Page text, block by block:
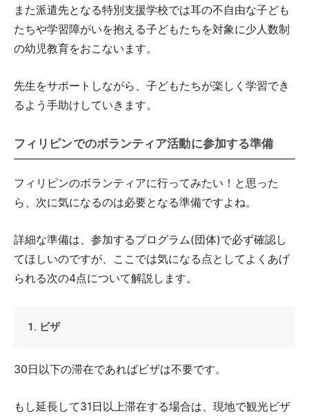
また派遣先となる特別支援学校では耳の不自由な子ども
たちや学習障がいを抱える子どもたちを対象に少人数制
の幼児教育をおこないます。
先生をサポートしながら、子どもたちが楽しく学習でき
るよう手助けしていきます。
フィリピンでのボランティア活動に参加する準備
フィリピンのボランティアに行ってみたい！と思った
ら、次に気になるのは必要となる準備ですよね。
詳細な準備は、参加するプログラム(団体)で必ず確認し
てほしいのですが、ここでは気になる点としてよくあげ
られる次の4点について解説します。
1. ビザ
30日以下の滞在であればビザは不要です。
もし延長して31日以上滞在する場合は、現地で観光ビザ